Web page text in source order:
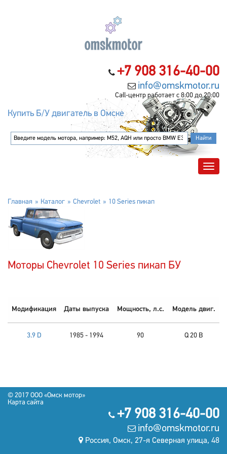
+7 908 316-40-00
info@omskmotor.ru
Call-центр работает с 8:00 до 20:00
Купить Б/У двигатель в Омске
Главная Каталог Chevrolet 10 Series пикап
Моторы Chevrolet 10 Series пикап БУ
Модификация Даты выпуска Мощность, л.с. Модель двиг.
3.9 D 1985 - 1994 90 Q 20 B
© 2017 OOO «Омск мотор»
Карта сайта
+7 908 316-40-00
info@omskmotor.ru
Россия, Омск, 27-я Северная улица, 48